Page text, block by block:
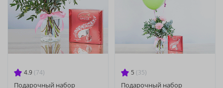
4.9 (74)
Подарочный набор
5 (35)
Подарочный набор